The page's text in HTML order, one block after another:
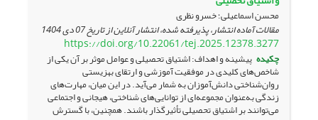
محسن اسماعیلی؛ خسرو نظری
مقالات آماده انتشار، پذیرفته شده، انتشار آنلاین از تاریخ07 دی 1404
https://doi.org/10.22061/tej.2025.12378.3277
چکیده پیشینه و اهداف: اشتیاق تحصیلی و عوامل موثر بر آن یکی از
شاخص‌های کلیدی در موفقیت آموزشی و ارتقای بهزیستی
روان‌شناختی دانش‌آموزان به شمار می‌آید. در این میان، مهارت‌های
زندگی به‌عنوان مجموعه‌ای از توانایی‌های شناختی، هیجانی و اجتماعی
می‌توانند بر اشتیاق تحصیلی تأثیرگذار باشند. همچنین، با گسترش